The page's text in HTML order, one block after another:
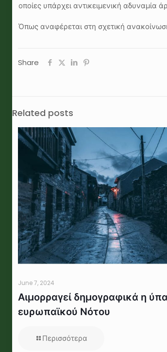
οποίες υπάρχει αντικειμενική αδυναμία
Όπως αναφέρεται στη σχετική
Share
Related posts
June 7, 2024
Αιμορραγεί δημογραφικά η
ευρωπαϊκού Νότου
Περισσότερα